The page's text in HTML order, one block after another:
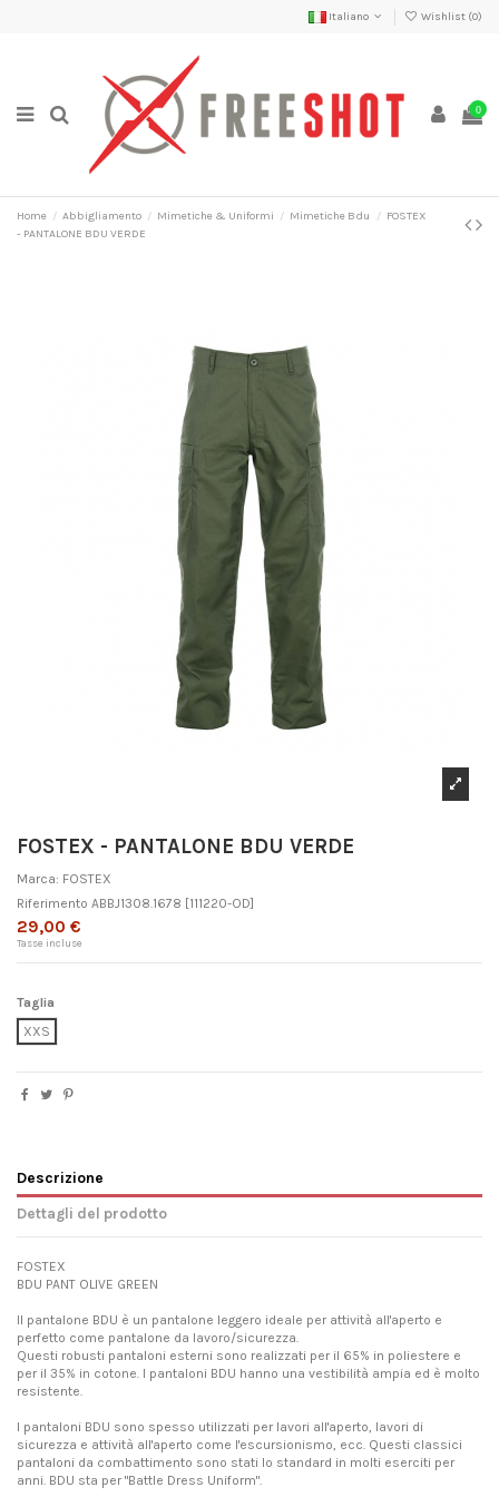
Italiano Wishlist (0)
0
Home Abbigliamento Mimetiche & Uniformi Mimetiche Bdu
FOSTEX
- PANTALONE BDU VERDE
FOSTEX - PANTALONE BDU VERDE
Marca: FOSTEX
Riferimento ABBJ1308.1678 [111220-OD]
29,00 €
Tasse incluse
Taglia
XXS
Descrizione
Dettagli del prodotto
FOSTEX
BDU PANT OLIVE GREEN
Il pantalone BDU è un pantalone leggero ideale per attività all'aperto e
perfetto come pantalone da lavoro/sicurezza.
Questi robusti pantaloni esterni sono realizzati per il 65% in poliestere e
per il 35% in cotone. I pantaloni BDU hanno una vestibilità ampia ed è molto
resistente.
I pantaloni BDU sono spesso utilizzati per lavori all'aperto, lavori di
sicurezza e attività all'aperto come l'escursionismo, ecc. Questi classici
pantaloni da combattimento sono stati lo standard in molti eserciti per
anni. BDU sta per "Battle Dress Uniform".